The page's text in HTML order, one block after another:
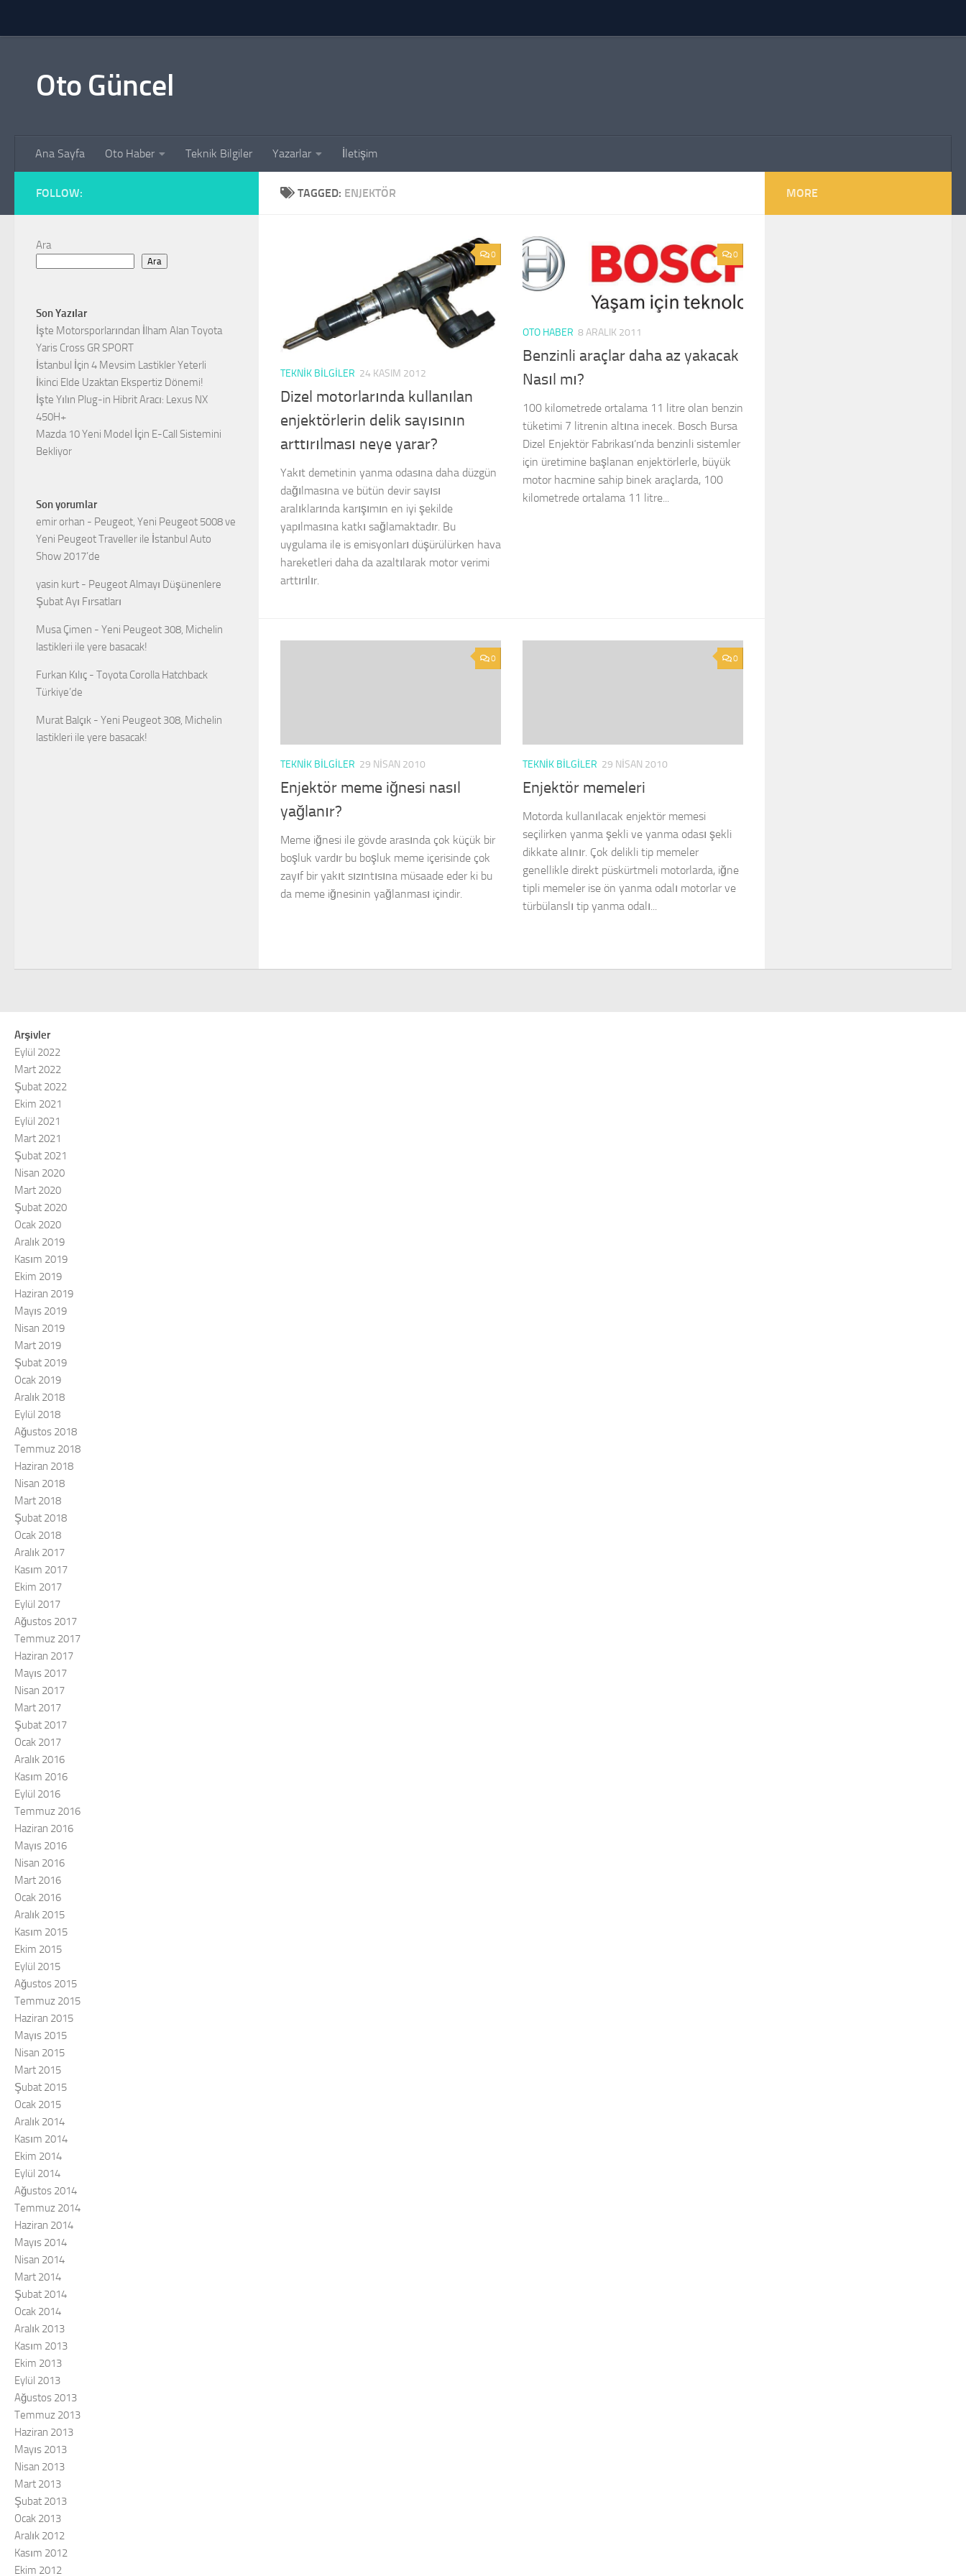
Oto Güncel
Ana Sayfa Oto Haber Teknik Bilgiler Yazarlar İletişim
TAGGED: ENJEKTÖR
0
TEKNIK BILGILER 24 KASIM 2012
Dizel motorlarında kullanılan
enjektörlerin delik sayısının
arttırılması neye yarar?
Yakıt demetinin yanma odasına daha düzgün
dağılmasına ve bütün devir sayısı
aralıklarında karışımın en iyi şekilde
yapılmasına katkı sağlamaktadır. Bu
uygulama ile is emisyonları düşürülürken hava
hareketleri daha da azaltılarak motor verimi
arttırılır.
0
OTO HABER 8 ARALIK 2011
Benzinli araçlar daha az yakacak
Nasıl mı?
100 kilometrede ortalama 11 litre olan benzin
tüketimi 7 litrenin altına inecek. Bosch Bursa
Dizel Enjektör Fabrikası’nda benzinli sistemler
için üretimine başlanan enjektörlerle, büyük
motor hacmine sahip binek araçlarda, 100
kilometrede ortalama 11 litre...
0
TEKNIK BILGILER 29 NISAN 2010
Enjektör meme iğnesi nasıl
yağlanır?
Meme iğnesi ile gövde arasında çok küçük bir
boşluk vardır bu boşluk meme içerisinde çok
zayıf bir yakıt sızıntısına müsaade eder ki bu
da meme iğnesinin yağlanması içindir.
0
TEKNIK BILGILER 29 NISAN 2010
Enjektör memeleri
Motorda kullanılacak enjektör memesi
seçilirken yanma şekli ve yanma odası şekli
dikkate alınır. Çok delikli tip memeler
genellikle direkt püskürt­meli motorlarda, iğne
tipli memeler ise ön yan­ma odalı motorlar ve
türbülanslı tip yanma odalı...
FOLLOW:
Ara
Ara
Son Yazılar
İşte Motorsporlarından İlham Alan Toyota
Yaris Cross GR SPORT
İstanbul İçin 4 Mevsim Lastikler Yeterli
İkinci Elde Uzaktan Ekspertiz Dönemi!
İşte Yılın Plug-in Hibrit Aracı: Lexus NX
450H+
Mazda 10 Yeni Model İçin E-Call Sistemini
Bekliyor
Son yorumlar
emir orhan - Peugeot, Yeni Peugeot 5008 ve
Yeni Peugeot Traveller ile İstanbul Auto
Show 2017’de
yasin kurt - Peugeot Almayı Düşünenlere
Şubat Ayı Fırsatları
Musa Çimen - Yeni Peugeot 308, Michelin
lastikleri ile yere basacak!
Furkan Kılıç - Toyota Corolla Hatchback
Türkiye’de
Murat Balçık - Yeni Peugeot 308, Michelin
lastikleri ile yere basacak!
MORE
Arşivler
Eylül 2022
Mart 2022
Şubat 2022
Ekim 2021
Eylül 2021
Mart 2021
Şubat 2021
Nisan 2020
Mart 2020
Şubat 2020
Ocak 2020
Aralık 2019
Kasım 2019
Ekim 2019
Haziran 2019
Mayıs 2019
Nisan 2019
Mart 2019
Şubat 2019
Ocak 2019
Aralık 2018
Eylül 2018
Ağustos 2018
Temmuz 2018
Haziran 2018
Nisan 2018
Mart 2018
Şubat 2018
Ocak 2018
Aralık 2017
Kasım 2017
Ekim 2017
Eylül 2017
Ağustos 2017
Temmuz 2017
Haziran 2017
Mayıs 2017
Nisan 2017
Mart 2017
Şubat 2017
Ocak 2017
Aralık 2016
Kasım 2016
Eylül 2016
Temmuz 2016
Haziran 2016
Mayıs 2016
Nisan 2016
Mart 2016
Ocak 2016
Aralık 2015
Kasım 2015
Ekim 2015
Eylül 2015
Ağustos 2015
Temmuz 2015
Haziran 2015
Mayıs 2015
Nisan 2015
Mart 2015
Şubat 2015
Ocak 2015
Aralık 2014
Kasım 2014
Ekim 2014
Eylül 2014
Ağustos 2014
Temmuz 2014
Haziran 2014
Mayıs 2014
Nisan 2014
Mart 2014
Şubat 2014
Ocak 2014
Aralık 2013
Kasım 2013
Ekim 2013
Eylül 2013
Ağustos 2013
Temmuz 2013
Haziran 2013
Mayıs 2013
Nisan 2013
Mart 2013
Şubat 2013
Ocak 2013
Aralık 2012
Kasım 2012
Ekim 2012